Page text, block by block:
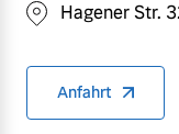
Hagener Str.
Anfahrt